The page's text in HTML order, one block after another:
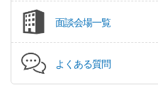
面談会場一覧
よくある質問